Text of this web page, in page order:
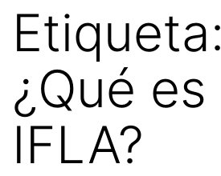
Etiqueta:
¿Qué es
IFLA?